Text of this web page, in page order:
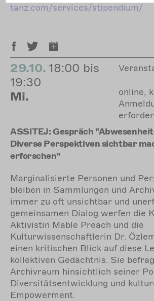
tanz.com/services/stipendium/
29.10. 18:00 bis
19:30
Mi.
online,
ASSITEJ: Gespräch
Diverse Perspektiven sichtbar
erforschen"
Marginalisierte Personen und
bleiben in Sammlungen und
immer zu oft unsichtbar und
gemeinsamen Dialog werfen die
Aktivistin Mable Preach und die
Kulturwissenschaftlerin Dr.
einen kritischen Blick auf diese
kollektiven Gedächtnis. Sie
Archivraum hinsichtlich seiner
Diversitätsentwicklung und
Empowerment.